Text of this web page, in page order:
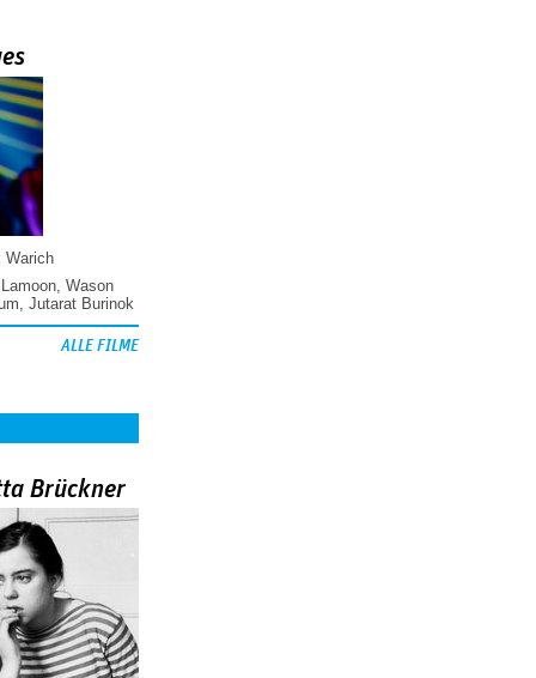
Warich
Wason
Jutarat Burinok
ALLE FILME
Brückner